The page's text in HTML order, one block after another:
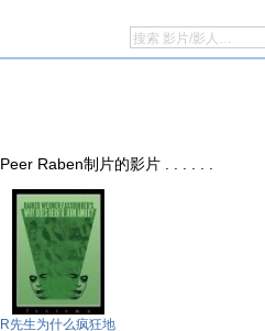
Peer Raben制片的影片 . . . . . .
R先生为什么疯狂地